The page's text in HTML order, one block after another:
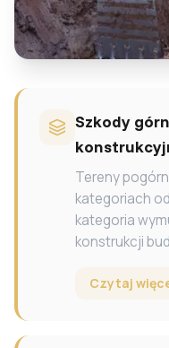
Szkody
Tereny
kategoriach
kategoria
konstrukcji
Czytaj